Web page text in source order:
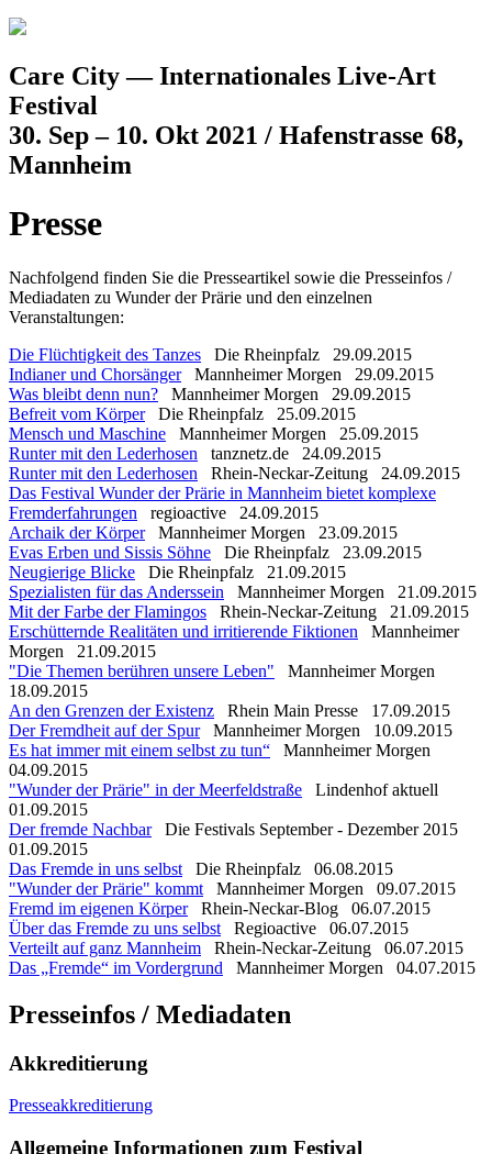
Jump to navigation
Care City — Internationales Live-Art
Festival
30. Sep – 10. Okt 2021 / Hafenstrasse 68,
Mannheim
Presse
Nachfolgend finden Sie die Presseartikel sowie die Presseinfos /
Mediadaten zu Wunder der Prärie und den einzelnen
Veranstaltungen:
Die Flüchtigkeit des Tanzes
Die Rheinpfalz
29.09.2015
Indianer und Chorsänger
Mannheimer Morgen
29.09.2015
Was bleibt denn nun?
Mannheimer Morgen
29.09.2015
Befreit vom Körper
Die Rheinpfalz
25.09.2015
Mensch und Maschine
Mannheimer Morgen
25.09.2015
Runter mit den Lederhosen
tanznetz.de
24.09.2015
Runter mit den Lederhosen
Rhein-Neckar-Zeitung
24.09.2015
Das Festival Wunder der Prärie in Mannheim bietet komplexe
Fremderfahrungen
regioactive
24.09.2015
Archaik der Körper
Mannheimer Morgen
23.09.2015
Evas Erben und Sissis Söhne
Die Rheinpfalz
23.09.2015
Neugierige Blicke
Die Rheinpfalz
21.09.2015
Spezialisten für das Anderssein
Mannheimer Morgen
21.09.2015
Mit der Farbe der Flamingos
Rhein-Neckar-Zeitung
21.09.2015
Erschütternde Realitäten und irritierende Fiktionen
Mannheimer
Morgen
21.09.2015
"Die Themen berühren unsere Leben"
Mannheimer Morgen
18.09.2015
An den Grenzen der Existenz
Rhein Main Presse
17.09.2015
Der Fremdheit auf der Spur
Mannheimer Morgen
10.09.2015
Es hat immer mit einem selbst zu tun“
Mannheimer Morgen
04.09.2015
"Wunder der Prärie" in der Meerfeldstraße
Lindenhof aktuell
01.09.2015
Der fremde Nachbar
Die Festivals September - Dezember 2015
01.09.2015
Das Fremde in uns selbst
Die Rheinpfalz
06.08.2015
"Wunder der Prärie" kommt
Mannheimer Morgen
09.07.2015
Fremd im eigenen Körper
Rhein-Neckar-Blog
06.07.2015
Über das Fremde zu uns selbst
Regioactive
06.07.2015
Verteilt auf ganz Mannheim
Rhein-Neckar-Zeitung
06.07.2015
Das „Fremde“ im Vordergrund
Mannheimer Morgen 04.07.2015
Presseinfos / Mediadaten
Akkreditierung
Presseakkreditierung
Allgemeine Informationen zum Festival